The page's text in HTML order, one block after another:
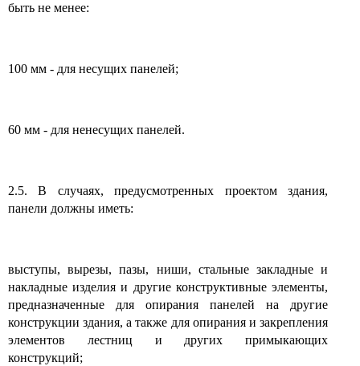
быть не менее:
100 мм - для несущих панелей;
60 мм - для ненесущих панелей.
2.5. В случаях, предусмотренных проектом здания,
панели должны иметь:
выступы, вырезы, пазы, ниши, стальные закладные и
накладные изделия и другие конструктивные элементы,
предназначенные для опирания панелей на другие
конструкции здания, а также для опирания и закрепления
элементов лестниц и других примыкающих
конструкций;